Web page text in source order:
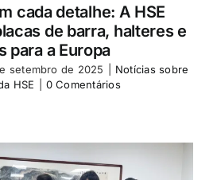
cada detalhe: A HSE
de barra, halteres e
para a Europa
setembro de 2025
Notícias sobre
HSE
0 Comentários